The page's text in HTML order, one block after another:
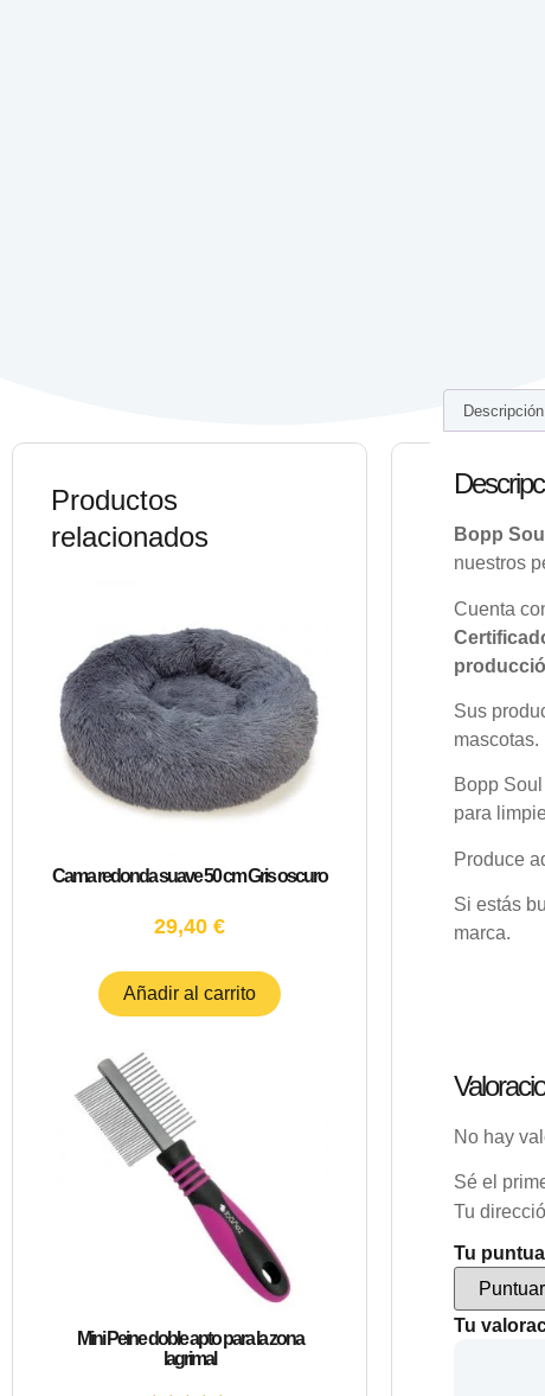
Productos
relacionados
Cama redonda suave 50 cm Gris oscuro
29,40 €
Añadir al carrito
Mini Peine doble apto para la zona
lagrimal
Descripción
Bopp
nuestros
Cuenta
Sus
Bopp
para
Produce
Si estás
marca.
No hay
Sé el
Tu
Tu
Tu